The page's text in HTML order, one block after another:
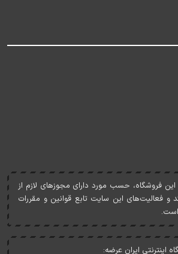
فروشگاه، حسب مورد دارای مجوزهای لازم از
و فعاليت‌های اين سايت تابع قوانين و مقررات
است.
اینترنتی ایران عرضه: